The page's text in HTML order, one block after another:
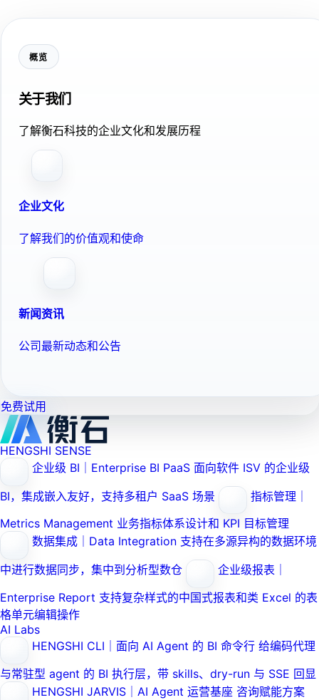
概览
关于我们
了解衡石科技的企业文化和发展历程
企业文化
了解我们的价值观和使命
新闻资讯
公司最新动态和公告
免费试用
HENGSHI SENSE
企业级 BI｜Enterprise BI PaaS 面向软件 ISV 的企业级
BI，集成嵌入友好，支持多租户 SaaS 场景
指标管理｜
Metrics Management 业务指标体系设计和 KPI 目标管理
数据集成｜Data Integration 支持在多源异构的数据环境
中进行数据同步，集中到分析型数仓
企业级报表｜
Enterprise Report 支持复杂样式的中国式报表和类 Excel 的表
格单元编辑操作
AI Labs
HENGSHI CLI｜面向 AI Agent 的 BI 命令行 给编码代理
与常驻型 agent 的 BI 执行层，带 skills、dry-run 与 SSE 回显
HENGSHI JARVIS｜AI Agent 运营基座 咨询赋能方案